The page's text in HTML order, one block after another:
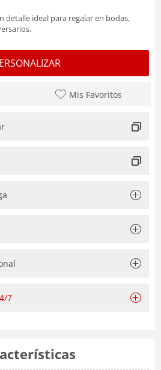
detalle ideal para regalar en bodas,
Mis Favoritos
7